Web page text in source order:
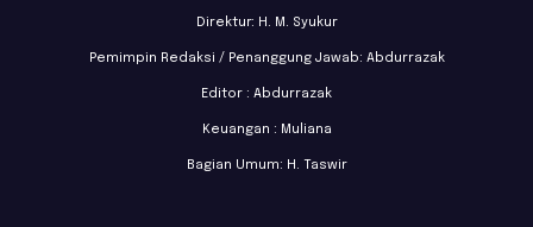
Direktur: H. M. Syukur
Pemimpin Redaksi / Penanggung Jawab: Abdurrazak
Editor : Abdurrazak
Keuangan : Muliana
Bagian Umum: H. Taswir